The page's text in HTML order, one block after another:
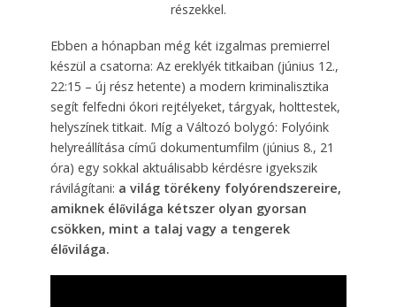
részekkel.
Ebben a hónapban még két izgalmas premierrel
készül a csatorna: Az ereklyék titkaiban (június 12.,
22:15 – új rész hetente) a modern kriminalisztika
segít felfedni ókori rejtélyeket, tárgyak, holttestek,
helyszínek titkait. Míg a Változó bolygó: Folyóink
helyreállítása című dokumentumfilm (június 8., 21
óra) egy sokkal aktuálisabb kérdésre igyekszik
rávilágítani: a világ törékeny folyórendszereire,
amiknek élővilága kétszer olyan gyorsan
csökken, mint a talaj vagy a tengerek
élővilága.